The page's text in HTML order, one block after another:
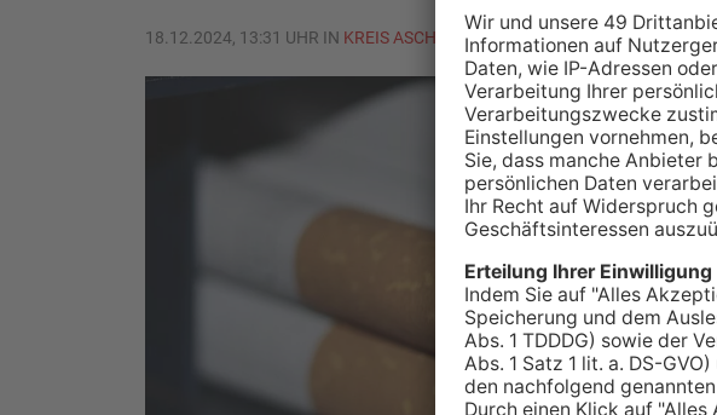
18.12.2024, 13:31 UHR IN KREIS ASCHAFFENBURG